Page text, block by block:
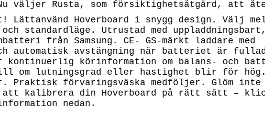
Nu väljer Rusta, som försiktighetsåtgärd, att
Lättanvänd Hoverboard i snygg design. Välj
standardläge. Utrustad med
från Samsung. CE- GS-märkt laddare med
automatisk avstängning när batteriet är
kontinuerlig körinformation om balans- och
om lutningsgrad eller hastighet blir för hög.
Praktisk förvaringsväska medföljer. Glöm inte
att kalibrera din Hoverboard på rätt sätt –
nedan.